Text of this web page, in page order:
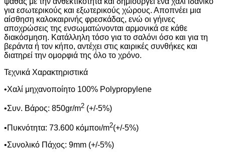
για εσωτερικούς και εξωτερικούς χώρους. Αποπνέει μια
αίσθηση καλοκαιρινής φρεσκάδας, ενώ οι γήινες
αποχρώσεις της ενσωματώνονται αρμονικά σε κάθε
διακόσμηση. Κατάλληλη τόσο για το σαλόνι όσο και για τη
βεράντα ή τον κήπο, αντέχει στις καιρικές συνθήκες και
διατηρεί την ομορφιά της όλο το χρόνο.
Τεχνικά Χαρακτηριστικά
•Χαλί μηχανοποίητο 100% Polypropylene
•Συν. Βάρος: 850gr/m2 (+/-5%)
•Πυκνότητα: 73.600 κόμποι/m2(+/-5%)
•Συνολικό Πάχος: 9mm (+/-5%)